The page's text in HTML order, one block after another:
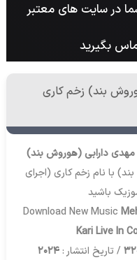
در سایت های معتبر
بگیرید
بند) زخم کاری
مهدی دارابی (هوروش بند)
با نام زخم کاری (اجرای
باشید
Download New Music
Kari Live In
/ تاریخ انتشار : 2024